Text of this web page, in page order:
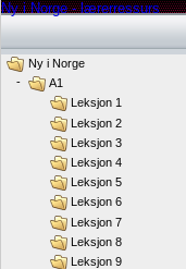
Ny i Norge - lærerressurs
Ny i Norge
-
A1
Leksjon 1
Leksjon 2
Leksjon 3
Leksjon 4
Leksjon 5
Leksjon 6
Leksjon 7
Leksjon 8
Leksjon 9